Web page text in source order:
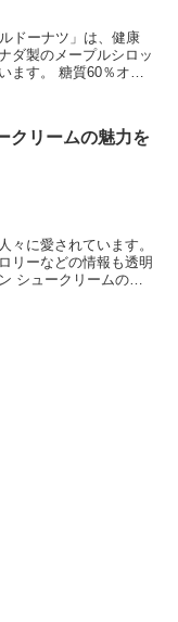
ドーナツ」は、健康
ダ製のメープルシロッ
ます。 糖質60％オフ
クリームの魅力を
々に愛されています。
リーなどの情報も透明
シュークリームの詳